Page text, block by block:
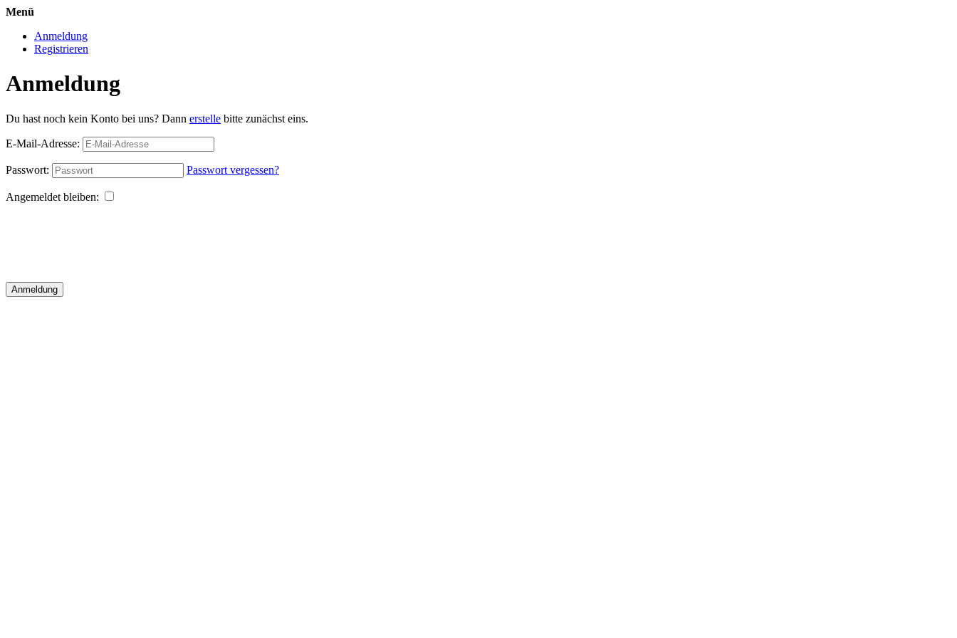
Menü
Anmeldung
Registrieren
Anmeldung
Du hast noch kein Konto bei uns? Dann erstelle bitte zunächst eins.
E-Mail-Adresse:
Passwort: Passwort vergessen?
Angemeldet bleiben:
Anmeldung